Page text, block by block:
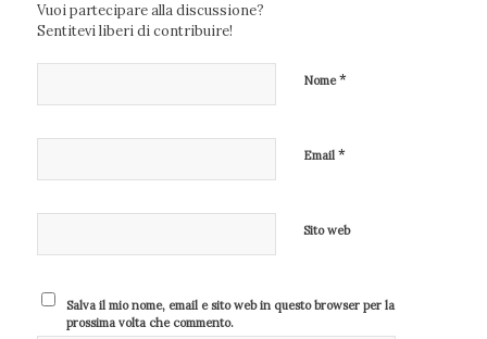
Vuoi partecipare alla discussione?
Sentitevi liberi di contribuire!
Nome*
Email *
Sito web
Salva il mio nome, email e sito web in questo browser per la
prossima volta che commento.